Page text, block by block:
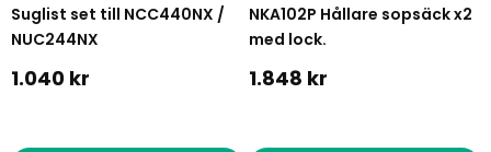
Suglist set till NCC440NX /
NUC244NX
1.040 kr
NKA102P Hållare sopsäck x2
med lock.
1.848 kr